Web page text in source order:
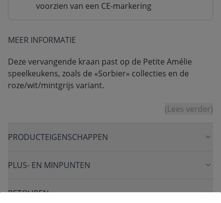
voorzien van een CE-markering
MEER INFORMATIE
Deze vervangende kraan past op de Petite Amélie
speelkeukens, zoals de «Sorbier» collecties en de
roze/wit/mintgrijs variant.
(Lees verder)
PRODUCTEIGENSCHAPPEN
PLUS- EN MINPUNTEN
RETOUREN